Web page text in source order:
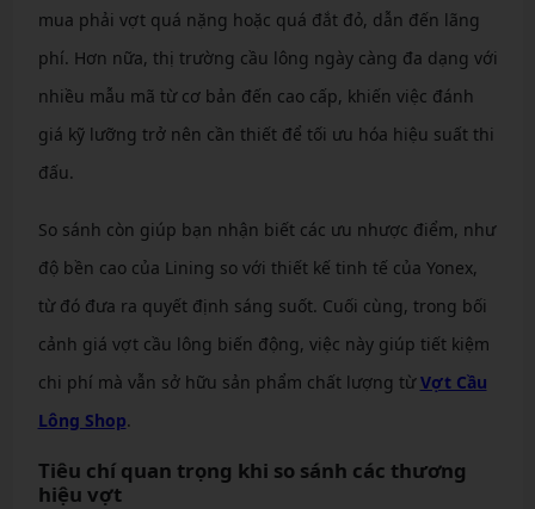
mua phải vợt quá nặng hoặc quá đắt đỏ, dẫn đến lãng
phí. Hơn nữa, thị trường cầu lông ngày càng đa dạng với
nhiều mẫu mã từ cơ bản đến cao cấp, khiến việc đánh
giá kỹ lưỡng trở nên cần thiết để tối ưu hóa hiệu suất thi
đấu.
So sánh còn giúp bạn nhận biết các ưu nhược điểm, như
độ bền cao của Lining so với thiết kế tinh tế của Yonex,
từ đó đưa ra quyết định sáng suốt. Cuối cùng, trong bối
cảnh giá vợt cầu lông biến động, việc này giúp tiết kiệm
chi phí mà vẫn sở hữu sản phẩm chất lượng từVợt Cầu
Lông Shop.
Tiêu chí quan trọng khi so sánh các thương
hiệu vợt